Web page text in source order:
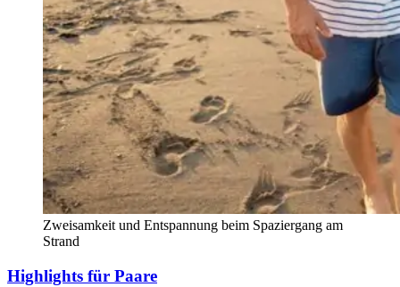
Zweisamkeit und Entspannung beim Spaziergang am
Strand
Highlights für Paare